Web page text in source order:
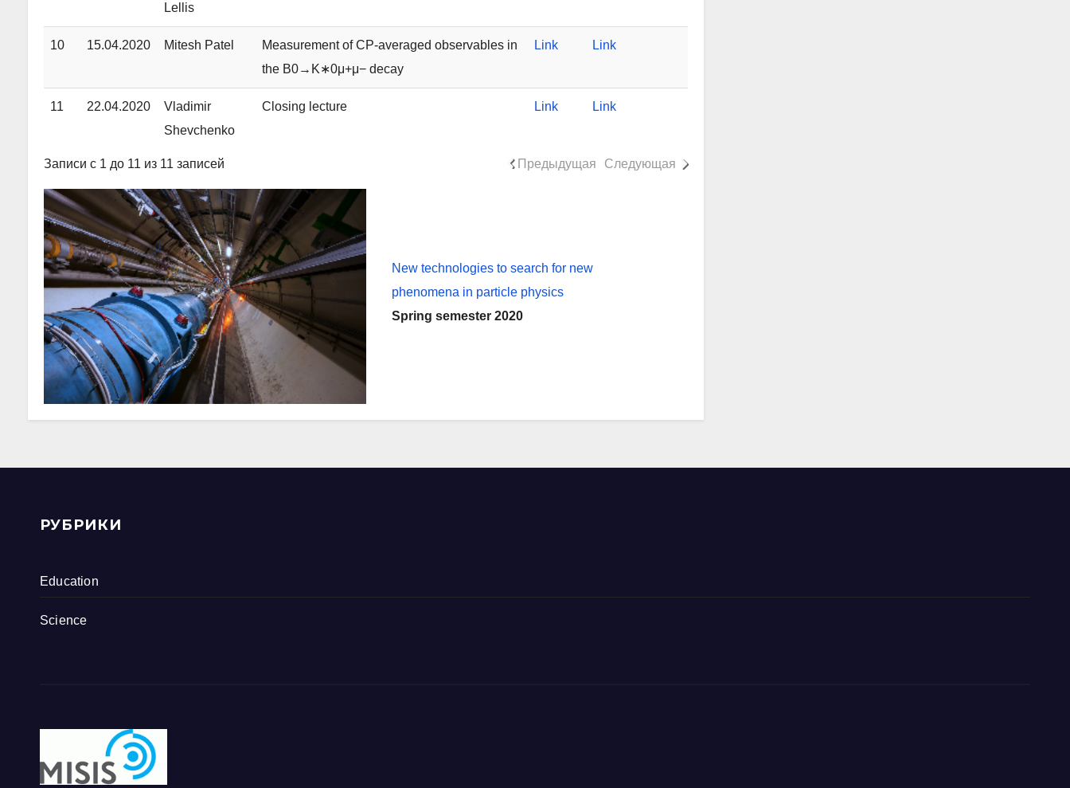
Lellis
10 15.04.2020 Mitesh Patel
Measurement of CP-averaged observables in
the B0→K∗0μ+μ− decay
Link Link
11 22.04.2020
Vladimir
Shevchenko
Closing lecture Link Link
Записи с 1 до 11 из 11 записей Предыдущая Следующая
New technologies to search for new
phenomena in particle physics
Spring semester 2020
РУБРИКИ
Education
Science